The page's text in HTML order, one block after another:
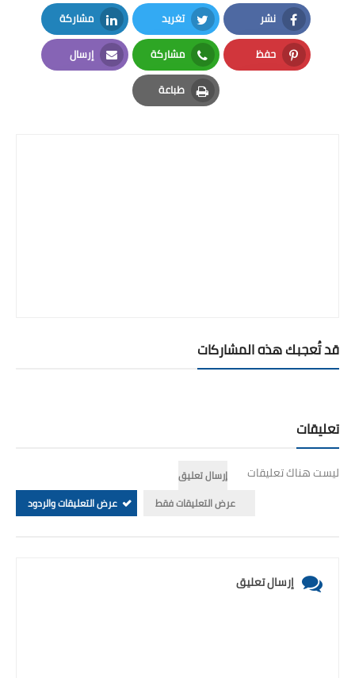
نشر
Facebook
تغريد
Twitter
مشاركة
LinkedIn
حفظ
Pinterest
مشاركة
Whatsapp
إرسال
Email
طباعة
Print
قد تُعجبك هذه المشاركات
تعليقات
ليست هناك تعليقات
إرسال تعليق
عرض التعليقات فقط
عرض التعليقات والردود
إرسال تعليق